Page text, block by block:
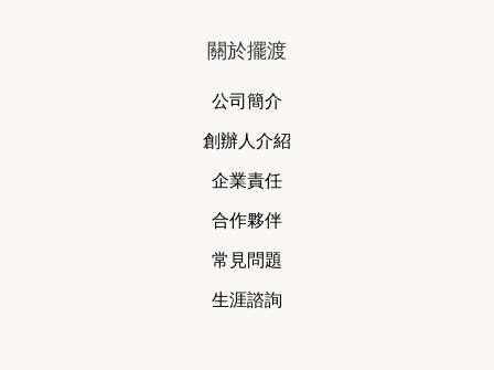
關於擺渡
公司簡介
創辦人介紹
企業責任
合作夥伴
常見問題
生涯諮詢